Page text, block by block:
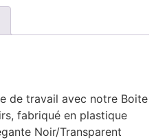
de travail avec notre Boite
fabriqué en plastique
Noir/Transparent